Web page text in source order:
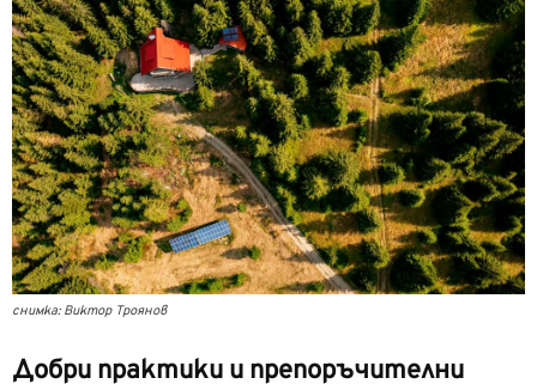
снимка: Виктор Троянов
Добри практики и препоръчителни